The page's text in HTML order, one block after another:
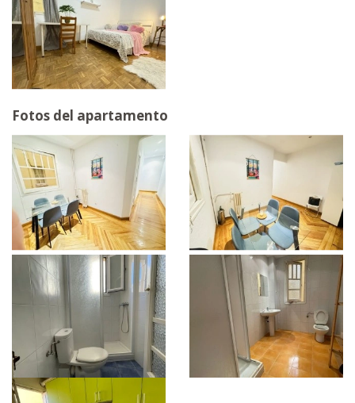
Fotos del apartamento